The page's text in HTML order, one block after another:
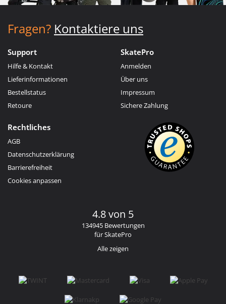
Fragen? Kontaktiere uns
Support
Hilfe & Kontakt
Lieferinformationen
Bestellstatus
Retoure
SkatePro
Anmelden
Über uns
Impressum
Sichere Zahlung
Rechtliches
AGB
Datenschutzerklärung
Barrierefreiheit
Cookies anpassen
4.8 von 5
134945 Bewertungen
für SkatePro
Alle zeigen